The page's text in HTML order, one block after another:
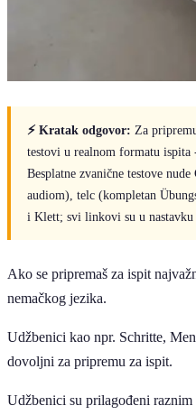
⚡ Kratak odgovor: Za
testovi u realnom formatu ispita
Besplatne zvanične testove
audiom), telc (kompletan
i Klett; svi linkovi su u nastavku
Ako se pripremaš za ispit
nemačkog jezika.
Udžbenici kao npr. Schritte,
dovoljni za pripremu za ispit.
Udžbenici su prilagođeni